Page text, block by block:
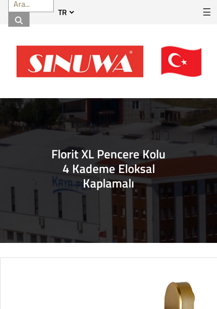
☰
Florit XL Pencere Kolu
4 Kademe Eloksal
Kaplamalı